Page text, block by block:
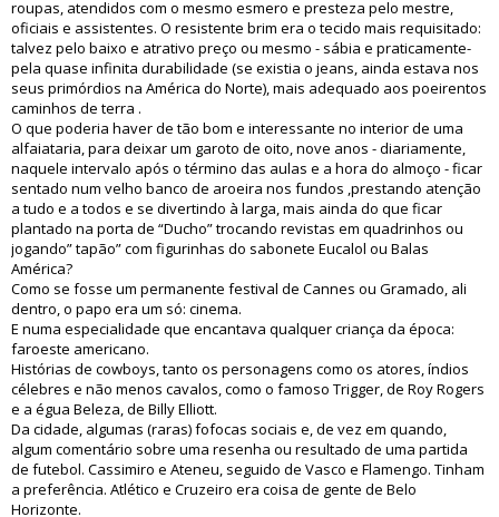
roupas, atendidos com o mesmo esmero e presteza pelo mestre,
oficiais e assistentes. O resistente brim era o tecido mais requisitado:
talvez pelo baixo e atrativo preço ou mesmo - sábia e praticamente-
pela quase infinita durabilidade (se existia o jeans, ainda estava nos
seus primórdios na América do Norte), mais adequado aos poeirentos
caminhos de terra .
O que poderia haver de tão bom e interessante no interior de uma
alfaiataria, para deixar um garoto de oito, nove anos - diariamente,
naquele intervalo após o término das aulas e a hora do almoço - ficar
sentado num velho banco de aroeira nos fundos ,prestando atenção
a tudo e a todos e se divertindo à larga, mais ainda do que ficar
plantado na porta de “Ducho” trocando revistas em quadrinhos ou
jogando” tapão” com figurinhas do sabonete Eucalol ou Balas
América?
Como se fosse um permanente festival de Cannes ou Gramado, ali
dentro, o papo era um só: cinema.
E numa especialidade que encantava qualquer criança da época:
faroeste americano.
Histórias de cowboys, tanto os personagens como os atores, índios
célebres e não menos cavalos, como o famoso Trigger, de Roy Rogers
e a égua Beleza, de Billy Elliott.
Da cidade, algumas (raras) fofocas sociais e, de vez em quando,
algum comentário sobre uma resenha ou resultado de uma partida
de futebol. Cassimiro e Ateneu, seguido de Vasco e Flamengo. Tinham
a preferência. Atlético e Cruzeiro era coisa de gente de Belo
Horizonte.